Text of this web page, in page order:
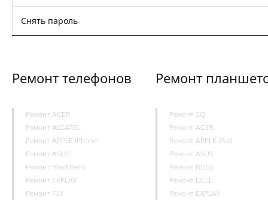
Снять пароль
Ремонт телефонов
Ремонт ACER
Ремонт ALCATEL
Ремонт APPLE iPhone
Ремонт ASUS
Ремонт BlackBerry
Ремонт EXPLAY
Ремонт FLY
Ремонт
Ремонт 3Q
Ремонт ACER
Ремонт APPLE iPad
Ремонт ASUS
Ремонт BLISS
Ремонт DELL
Ремонт EXPLAY